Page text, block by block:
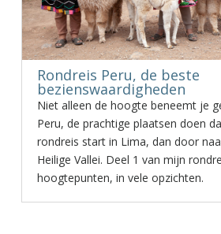
Rondreis Peru, de beste
bezienswaardigheden
Niet alleen de hoogte beneemt je
Peru, de prachtige plaatsen doen
rondreis start in Lima, dan door
Heilige Vallei. Deel 1 van mijn
hoogtepunten, in vele opzichten.